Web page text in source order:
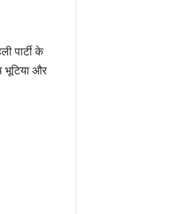
पार्टी के
भूटिया और